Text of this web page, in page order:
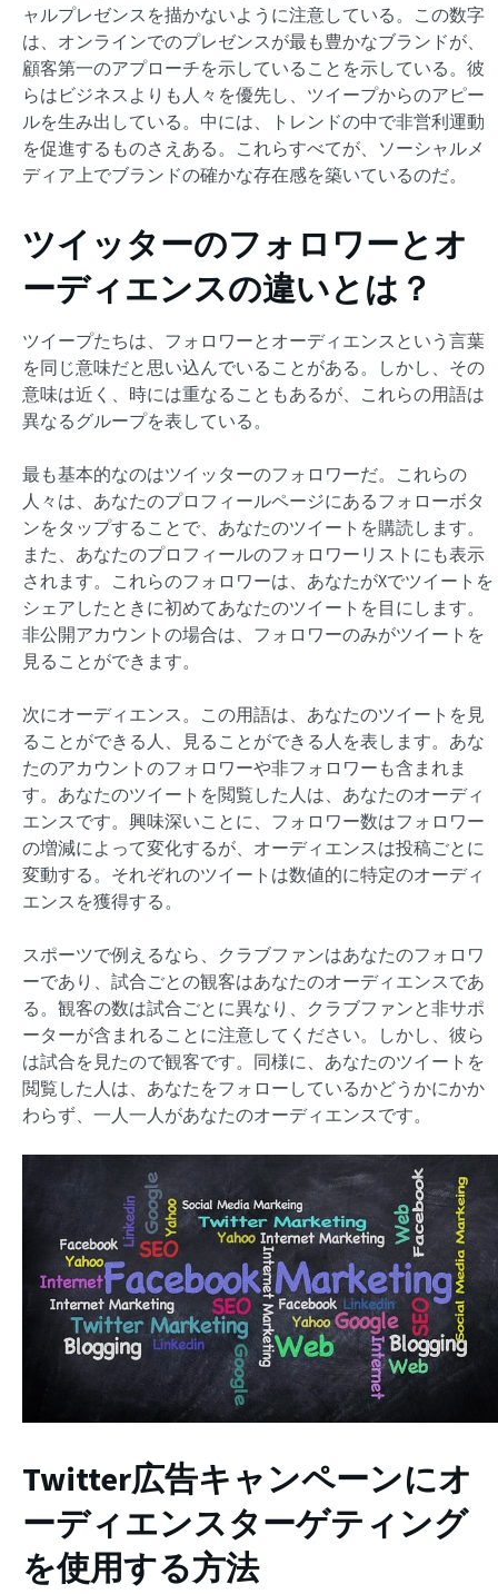
ャルプレゼンスを描かないように注意している。この数字
は、オンラインでのプレゼンスが最も豊かなブランドが、
顧客第一のアプローチを示していることを示している。彼
らはビジネスよりも人々を優先し、ツイープからのアピー
ルを生み出している。中には、トレンドの中で非営利運動
を促進するものさえある。これらすべてが、ソーシャルメ
ディア上でブランドの確かな存在感を築いているのだ。
ツイッターのフォロワーとオ
ーディエンスの違いとは？
ツイープたちは、フォロワーとオーディエンスという言葉
を同じ意味だと思い込んでいることがある。しかし、その
意味は近く、時には重なることもあるが、これらの用語は
異なるグループを表している。
最も基本的なのはツイッターのフォロワーだ。これらの
人々は、あなたのプロフィールページにあるフォローボタ
ンをタップすることで、あなたのツイートを購読します。
また、あなたのプロフィールのフォロワーリストにも表示
されます。これらのフォロワーは、あなたがXでツイートを
シェアしたときに初めてあなたのツイートを目にします。
非公開アカウントの場合は、フォロワーのみがツイートを
見ることができます。
次にオーディエンス。この用語は、あなたのツイートを見
ることができる人、見ることができる人を表します。あな
たのアカウントのフォロワーや非フォロワーも含まれま
す。あなたのツイートを閲覧した人は、あなたのオーディ
エンスです。興味深いことに、フォロワー数はフォロワー
の増減によって変化するが、オーディエンスは投稿ごとに
変動する。それぞれのツイートは数値的に特定のオーディ
エンスを獲得する。
スポーツで例えるなら、クラブファンはあなたのフォロワ
ーであり、試合ごとの観客はあなたのオーディエンスであ
る。観客の数は試合ごとに異なり、クラブファンと非サポ
ーターが含まれることに注意してください。しかし、彼ら
は試合を見たので観客です。同様に、あなたのツイートを
閲覧した人は、あなたをフォローしているかどうかにかか
わらず、一人一人があなたのオーディエンスです。
Twitter広告キャンペーンにオ
ーディエンスターゲティング
を使用する方法